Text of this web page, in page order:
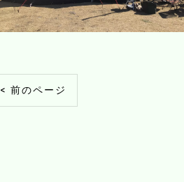
< 前のページ